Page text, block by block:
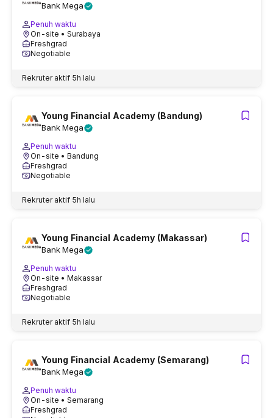
Bank Mega
Penuh waktu
On-site • Surabaya
Freshgrad
Negotiable
Rekruter aktif 5h lalu
Young Financial Academy (Bandung)
Bank Mega
Penuh waktu
On-site • Bandung
Freshgrad
Negotiable
Rekruter aktif 5h lalu
Young Financial Academy (Makassar)
Bank Mega
Penuh waktu
On-site • Makassar
Freshgrad
Negotiable
Rekruter aktif 5h lalu
Young Financial Academy (Semarang)
Bank Mega
Penuh waktu
On-site • Semarang
Freshgrad